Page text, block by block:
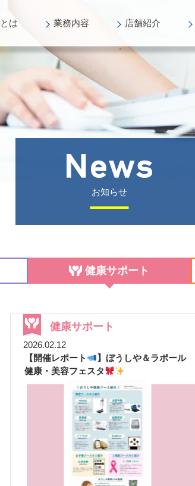
とは 業務内容 店舗紹介
お知らせ
健康サポート
健康サポート
2026.02.12
【開催レポート
】ぼうしや＆ラポール
健康・美容フェスタ